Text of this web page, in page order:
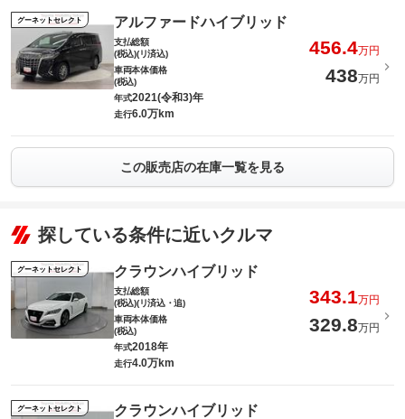
グーネットセレクト アルファードハイブリッド
支払総額
(税込)(リ済込)
456.4万円
車両本体価格
(税込)
438万円
年式2021(令和3)年
走行6.0万km
この販売店の在庫一覧を見る
探している条件に近いクルマ
グーネットセレクト クラウンハイブリッド
支払総額
(税込)(リ済込・追)
343.1万円
車両本体価格
(税込)
329.8万円
年式2018年
走行4.0万km
グーネットセレクト クラウンハイブリッド